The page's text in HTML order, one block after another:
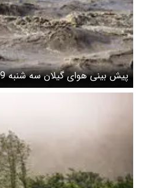
پیش بینی هوای گیلان سه شنبه 9 اردیبهشت 1404